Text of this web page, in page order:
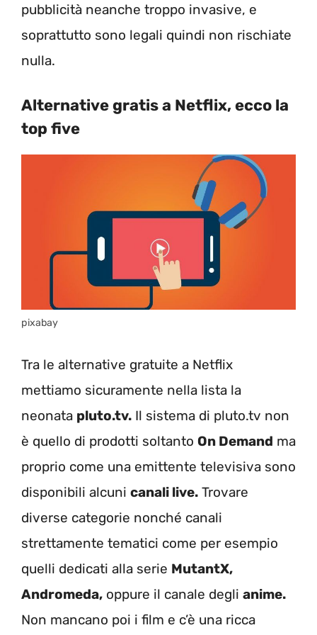
pubblicità neanche troppo invasive, e
soprattutto sono legali quindi non rischiate
nulla.
Alternative gratis a Netflix, ecco la
top five
pixabay
Tra le alternative gratuite a Netflix
mettiamo sicuramente nella lista la
neonata pluto.tv. Il sistema di pluto.tv non
è quello di prodotti soltanto On Demand ma
proprio come una emittente televisiva sono
disponibili alcuni canali live. Trovare
diverse categorie nonché canali
strettamente tematici come per esempio
quelli dedicati alla serie MutantX,
Andromeda, oppure il canale degli anime.
Non mancano poi i film e c’è una ricca